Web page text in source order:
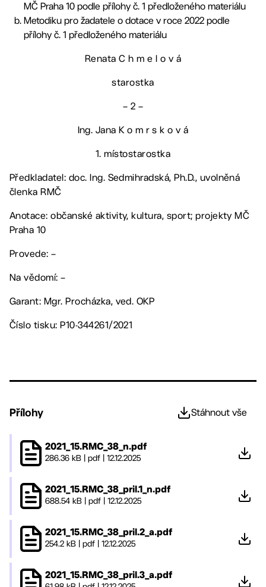
MČ Praha 10 podle přílohy č. 1 předloženého materiálu
Metodiku pro žadatele o dotace v roce 2022 podle
přílohy č. 1 předloženého materiálu
Renata C h m e l o v á
starostka
– 2 –
Ing. Jana K o m r s k o v á
1. místostarostka
Předkladatel: doc. Ing. Sedmihradská, Ph.D., uvolněná
členka RMČ
Anotace: občanské aktivity, kultura, sport; projekty MČ
Praha 10
Provede: –
Na vědomí: –
Garant: Mgr. Procházka, ved. OKP
Číslo tisku: P10-344261/2021
Přílohy Stáhnout vše
2021_15.RMC_38_n.pdf
286.36 kB pdf 12.12.2025
2021_15.RMC_38_pril.1_n.pdf
688.54 kB pdf 12.12.2025
2021_15.RMC_38_pril.2_a.pdf
254.2 kB pdf 12.12.2025
2021_15.RMC_38_pril.3_a.pdf